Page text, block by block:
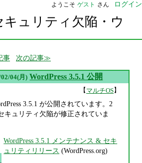
ようこそ ゲスト さん ログイン
ュリティ欠陥・ウ
事 次の記事
04(月) WordPress 3.5.1 公開
【マルチOS】
3.5.1 が公開されています。2
キュリティ欠陥が修正されていま
WordPress 3.5.1 メンテナンス & セキ
ュリティリリース (WordPress.org)